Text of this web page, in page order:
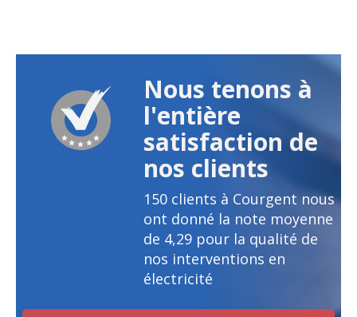
Nous tenons à
l'entière
satisfaction de
nos clients
150 clients à Courgent nous
ont donné la note moyenne
de 4,29 pour la qualité de
nos interventions en
électricité